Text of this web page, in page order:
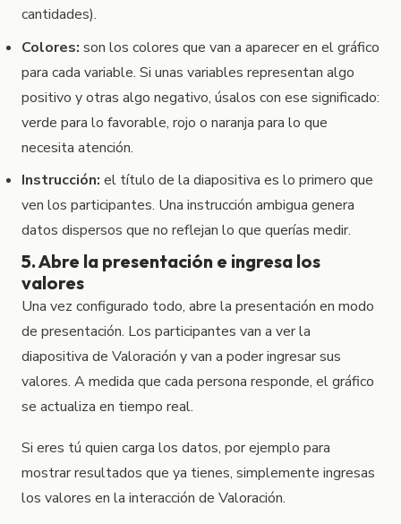
cantidades).
Colores: son los colores que van a aparecer en el gráfico
para cada variable. Si unas variables representan algo
positivo y otras algo negativo, úsalos con ese significado:
verde para lo favorable, rojo o naranja para lo que
necesita atención.
Instrucción: el título de la diapositiva es lo primero que
ven los participantes. Una instrucción ambigua genera
datos dispersos que no reflejan lo que querías medir.
5. Abre la presentación e ingresa los
valores
Una vez configurado todo, abre la presentación en modo
de presentación. Los participantes van a ver la
diapositiva de Valoración y van a poder ingresar sus
valores. A medida que cada persona responde, el gráfico
se actualiza en tiempo real.
Si eres tú quien carga los datos, por ejemplo para
mostrar resultados que ya tienes, simplemente ingresas
los valores en la interacción de Valoración.